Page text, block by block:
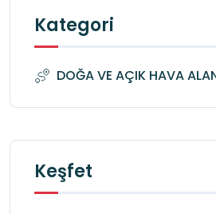
Kategori
DOĞA VE AÇIK HAVA
Keşfet